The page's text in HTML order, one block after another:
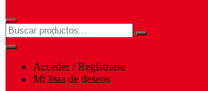
Acceder / Registrarse
Mi lista de deseos